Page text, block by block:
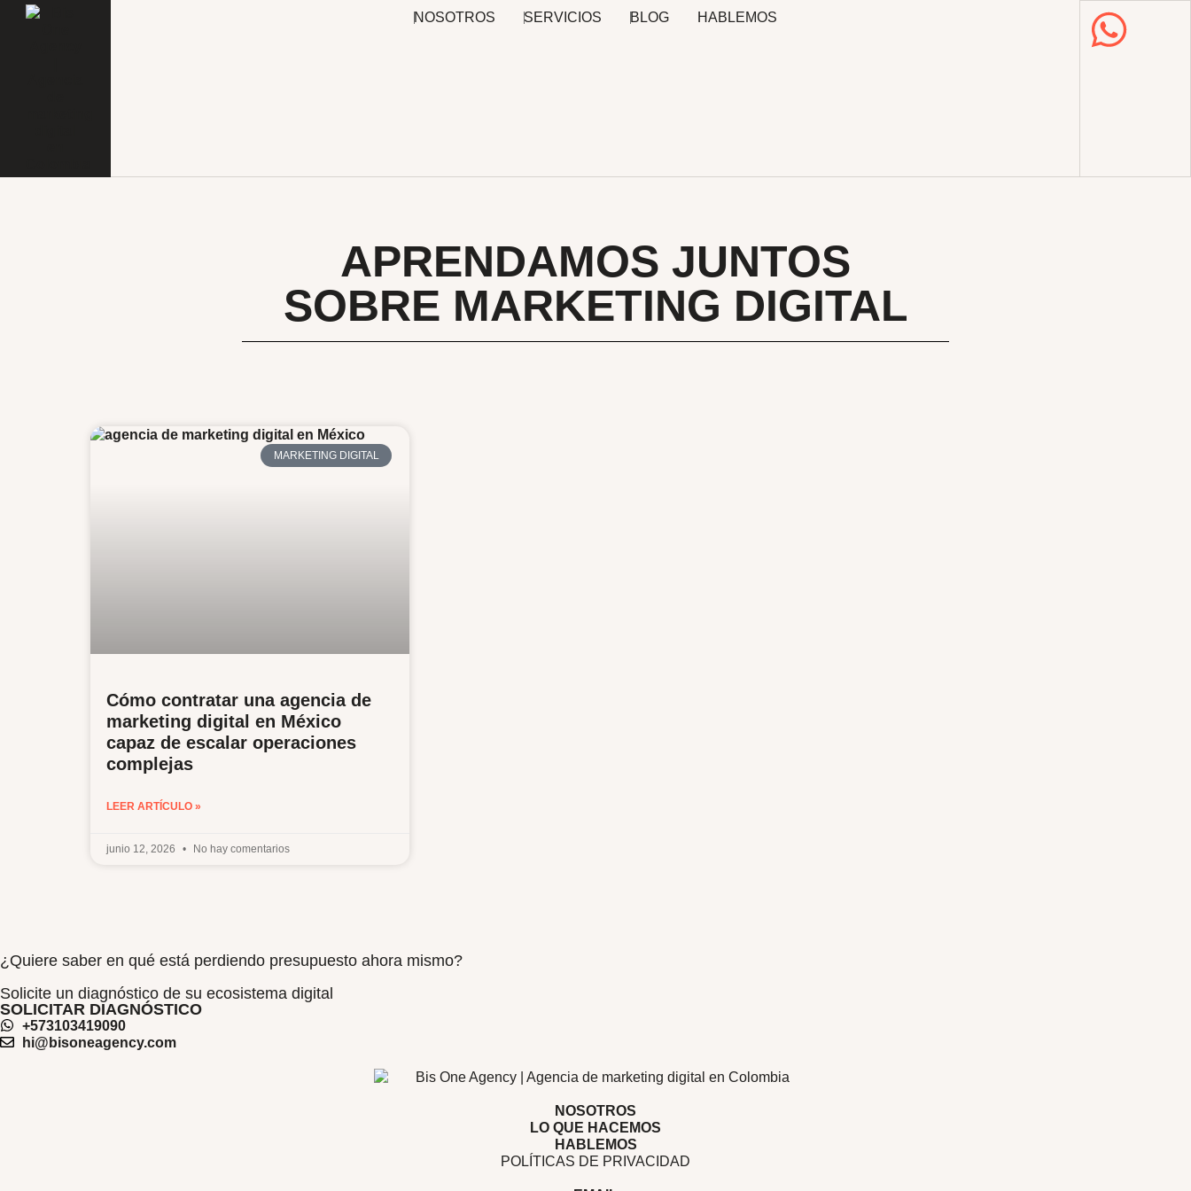
NOSOTROS SERVICIOS BLOG HABLEMOS
APRENDAMOS JUNTOS
SOBRE MARKETING DIGITAL
MARKETING DIGITAL
Cómo contratar una agencia de
marketing digital en México
capaz de escalar operaciones
complejas
LEER ARTÍCULO »
junio 12, 2026 No hay comentarios
¿Quiere saber en qué está perdiendo presupuesto ahora mismo?
Solicite un diagnóstico de su ecosistema digital
SOLICITAR DIAGNÓSTICO
+573103419090
hi@bisoneagency.com
NOSOTROS
LO QUE HACEMOS
HABLEMOS
POLÍTICAS DE PRIVACIDAD